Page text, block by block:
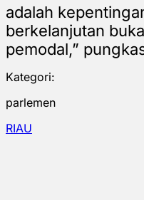
adalah
berkelanjutan
pemodal,”
Kategori:
parlemen
RIAU